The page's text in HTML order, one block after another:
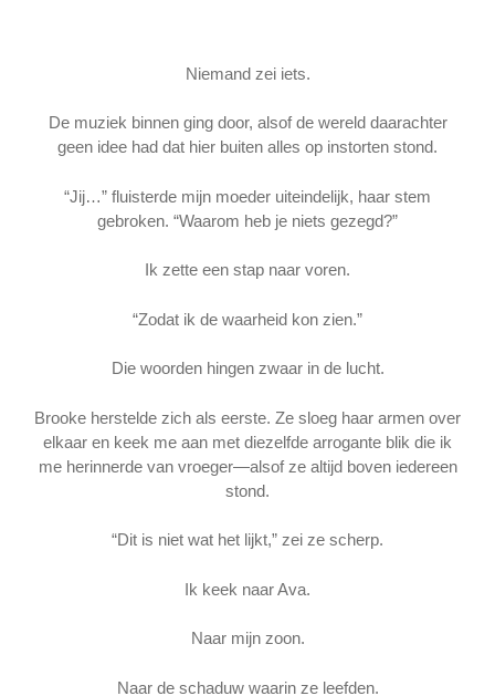
Niemand zei iets.
De muziek binnen ging door, alsof de wereld daarachter
geen idee had dat hier buiten alles op instorten stond.
“Jij…” fluisterde mijn moeder uiteindelijk, haar stem
gebroken. “Waarom heb je niets gezegd?”
Ik zette een stap naar voren.
“Zodat ik de waarheid kon zien.”
Die woorden hingen zwaar in de lucht.
Brooke herstelde zich als eerste. Ze sloeg haar armen over
elkaar en keek me aan met diezelfde arrogante blik die ik
me herinnerde van vroeger—alsof ze altijd boven iedereen
stond.
“Dit is niet wat het lijkt,” zei ze scherp.
Ik keek naar Ava.
Naar mijn zoon.
Naar de schaduw waarin ze leefden.